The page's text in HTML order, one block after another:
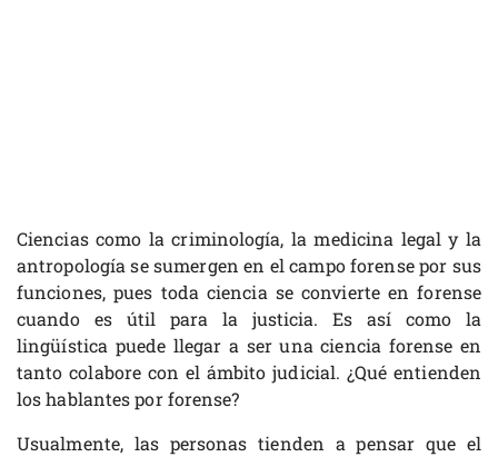
Ciencias como la criminología, la medicina legal y la
antropología se sumergen en el campo forense por sus
funciones, pues toda ciencia se convierte en forense
cuando es útil para la justicia. Es así como la
lingüística puede llegar a ser una ciencia forense en
tanto colabore con el ámbito judicial. ¿Qué entienden
los hablantes por forense?
Usualmente, las personas tienden a pensar que el